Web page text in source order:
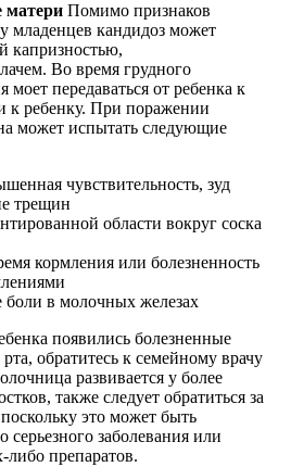
Помимо признаков
младенцев кандидоз может
капризностью,
Во время грудного
передаваться от ребенка к
к ребенку. При поражении
может испытать следующие
чувствительность, зуд
трещин
области вокруг соска
кормления или болезненность
в молочных железах
появились болезненные
обратитесь к семейному врачу
развивается у более
также следует обратиться за
это может быть
серьезного заболевания или
либо препаратов.